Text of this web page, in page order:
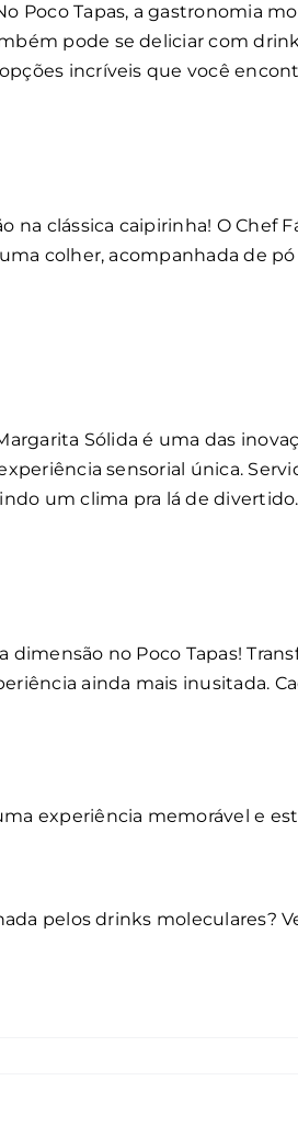
Poco Tapas, a gastronomia
pode se deliciar com
incríveis que você
na clássica caipirinha! O
colher, acompanhada de
Sólida é uma das
sensorial única.
um clima pra lá de
no Poco Tapas!
ainda mais inusitada.
experiência memorável e
pelos drinks